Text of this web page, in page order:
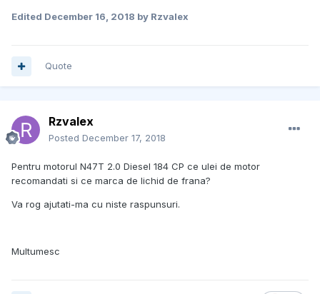
Edited December 16, 2018 by Rzvalex
Quote
Rzvalex
Posted December 17, 2018
Pentru motorul N47T 2.0 Diesel 184 CP ce ulei de motor
recomandati si ce marca de lichid de frana?
Va rog ajutati-ma cu niste raspunsuri.
Multumesc